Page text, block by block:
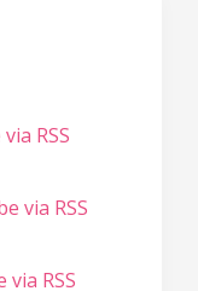
RSS
via RSS
via RSS